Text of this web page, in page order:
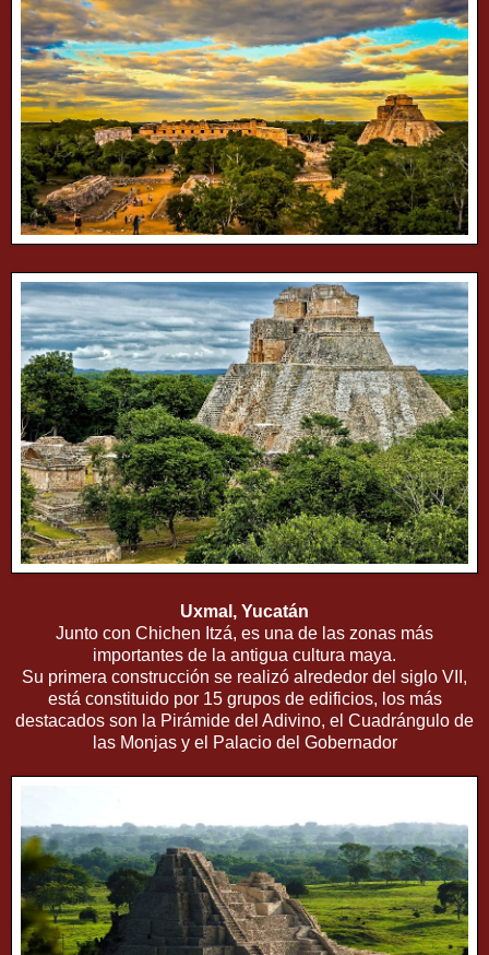
Uxmal, Yucatán
Junto con Chichen Itzá, es una de las zonas más
importantes de la antigua cultura maya.
Su primera construcción se realizó alrededor del siglo VII,
está constituido por 15 grupos de edificios, los más
destacados son la Pirámide del Adivino, el Cuadrángulo de
las Monjas y el Palacio del Gobernador